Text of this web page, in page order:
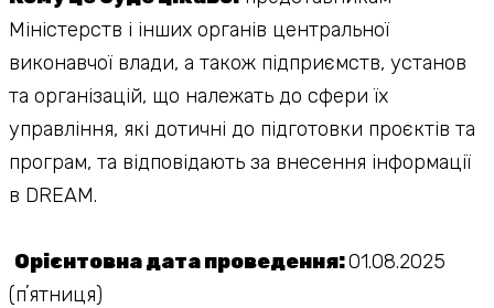
Міністерств і інших органів центральної
виконавчої влади, а також підприємств, установ
та організацій, що належать до сфери їх
управління, які дотичні до підготовки проєктів та
програм, та відповідають за внесення інформації
в DREAM.
Орієнтовна дата проведення:01.08.2025
(пʼятниця)